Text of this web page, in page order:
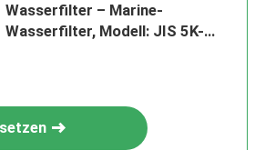
Wasserfilter – Marine-
Wasserfilter, Modell: JIS 5K-